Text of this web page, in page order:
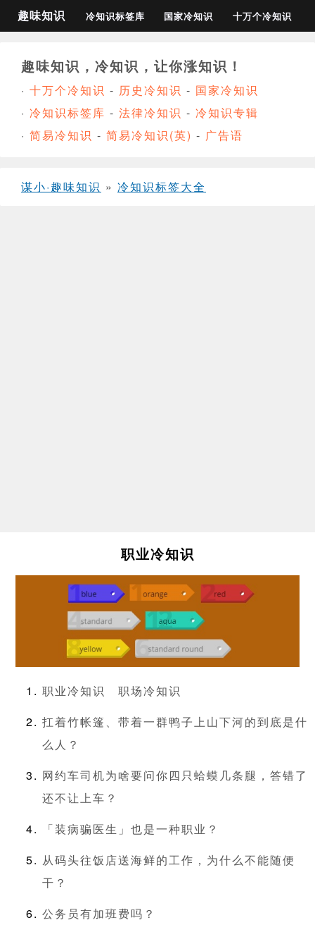
趣味知识 冷知识标签库 国家冷知识 十万个冷知识
趣味知识，冷知识，让你涨知识！
· 十万个冷知识 - 历史冷知识 - 国家冷知识
· 冷知识标签库 - 法律冷知识 - 冷知识专辑
· 简易冷知识 - 简易冷知识(英) - 广告语
谋小·趣味知识 » 冷知识标签大全
职业冷知识
职业冷知识
职场冷知识
扛着竹帐篷、带着一群鸭子上山下河的到底是什
么人？
网约车司机为啥要问你四只蛤蟆几条腿，答错了
还不让上车？
「装病骗医生」也是一种职业？
从码头往饭店送海鲜的工作，为什么不能随便
干？
公务员有加班费吗？